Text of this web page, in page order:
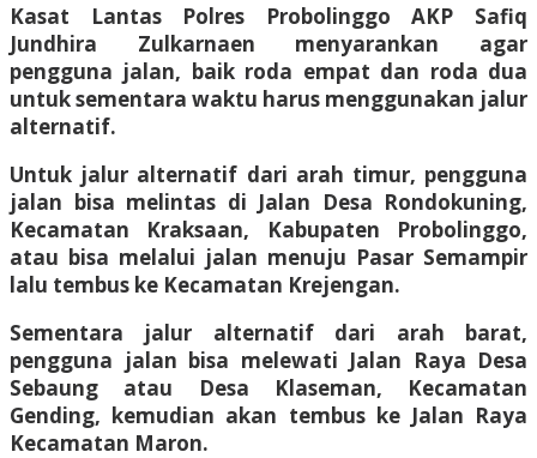
Kasat Lantas Polres Probolinggo AKP Safiq
Jundhira Zulkarnaen menyarankan agar
pengguna jalan, baik roda empat dan roda dua
untuk sementara waktu harus menggunakan jalur
alternatif.
Untuk jalur alternatif dari arah timur, pengguna
jalan bisa melintas di Jalan Desa Rondokuning,
Kecamatan Kraksaan, Kabupaten Probolinggo,
atau bisa melalui jalan menuju Pasar Semampir
lalu tembus ke Kecamatan Krejengan.
Sementara jalur alternatif dari arah barat,
pengguna jalan bisa melewati Jalan Raya Desa
Sebaung atau Desa Klaseman, Kecamatan
Gending, kemudian akan tembus ke Jalan Raya
Kecamatan Maron.